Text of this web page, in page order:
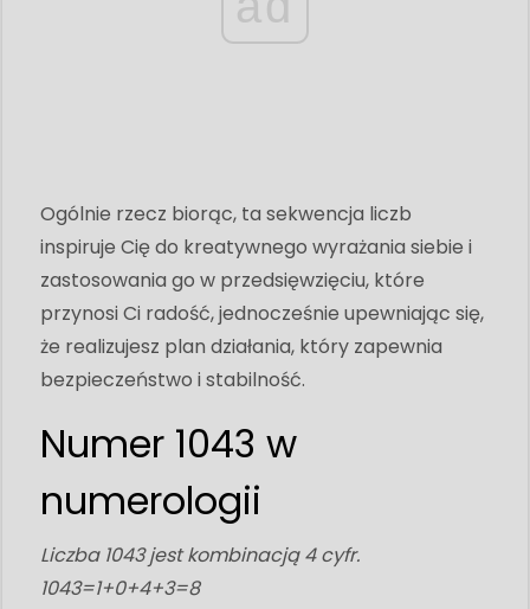
Ogólnie rzecz biorąc, ta sekwencja liczb
inspiruje Cię do kreatywnego wyrażania siebie i
zastosowania go w przedsięwzięciu, które
przynosi Ci radość, jednocześnie upewniając się,
że realizujesz plan działania, który zapewnia
bezpieczeństwo i stabilność.
Numer 1043 w
numerologii
Liczba 1043 jest kombinacją 4 cyfr.
1043=1+0+4+3=8